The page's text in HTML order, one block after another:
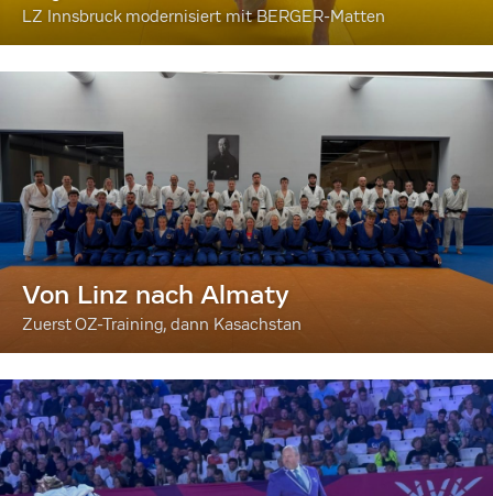
LZ Innsbruck modernisiert mit BERGER-Matten
Von Linz nach Almaty
Zuerst OZ-Training, dann Kasachstan